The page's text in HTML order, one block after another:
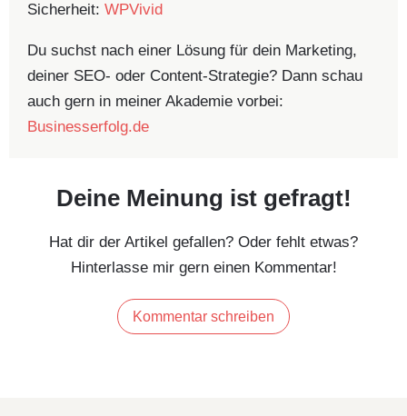
Sicherheit: WPVivid
Du suchst nach einer Lösung für dein Marketing,
deiner SEO- oder Content-Strategie? Dann schau
auch gern in meiner Akademie vorbei:
Businesserfolg.de
Deine Meinung ist gefragt!
Hat dir der Artikel gefallen? Oder fehlt etwas?
Hinterlasse mir gern einen Kommentar!
Kommentar schreiben